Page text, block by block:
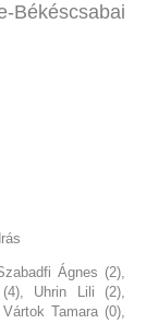
Ágnes (2),
Uhrin Lili (2),
Tamara (0),